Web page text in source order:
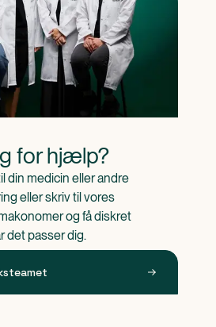
for hjælp?
din medicin eller andre
eller skriv til vores
og få diskret
det passer dig.